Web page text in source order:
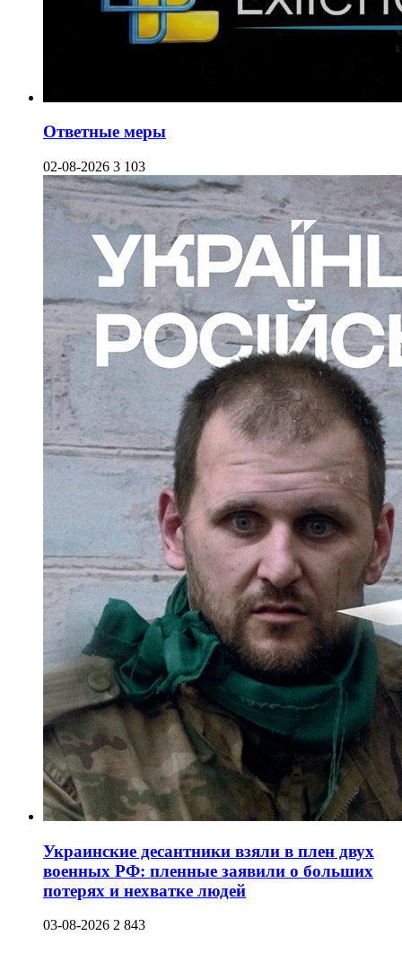
Ответные меры
02-08-2026 3 103
Украинские десантники взяли в плен двух
военных РФ: пленные заявили о больших
потерях и нехватке людей
03-08-2026 2 843